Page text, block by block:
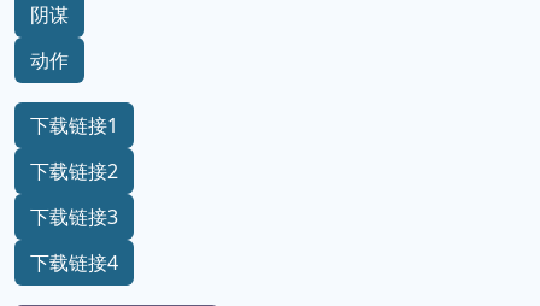
阴谋
动作
下载链接1
下载链接2
下载链接3
下载链接4